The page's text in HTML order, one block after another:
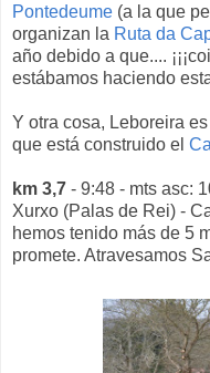
Pontedeume (a la que
organizan la Ruta da
año debido a que....
estábamos haciendo
Y otra cosa, Leboreira
que está construido el
km 3,7 - 9:48 - mts asc:
Xurxo (Palas de Rei) -
hemos tenido más de 5
promete. Atravesamos